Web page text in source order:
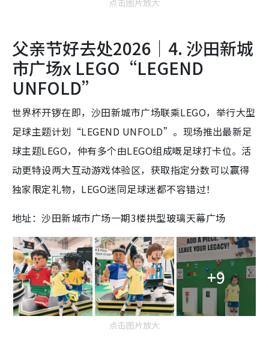
点击图片放大
父亲节好去处2026｜4. 沙田新城
市广场x LEGO“LEGEND
UNFOLD”
世界杯开锣在即，沙田新城市广场联乘LEGO，举行大型
足球主题计划“LEGEND UNFOLD”。现场推出最新足
球主题LEGO，仲有多个由LEGO组成嘅足球打卡位。活
动更特设两大互动游戏体验区，获取指定分数可以赢得
独家限定礼物，LEGO迷同足球迷都不容错过！
地址：沙田新城市广场一期3楼拱型玻璃天幕广场
+9
点击图片放大